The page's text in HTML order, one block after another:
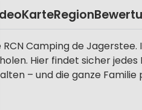
KarteRegion
Camping de
Hier findet sicher
– und die ganze